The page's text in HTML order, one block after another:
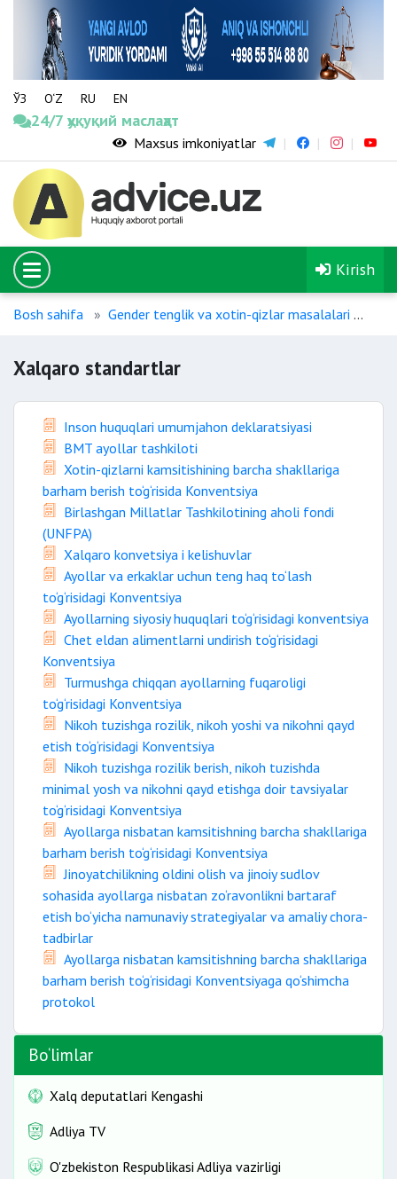
ЎЗ O‘Z RU EN
24/7 ҳуқуқий маслаҳат
Maxsus imkoniyatlar
Kirish
Bosh sahifa Gender tenglik va xotin-qizlar masalalari
Xalqaro standartlar
Inson huquqlari umumjahon deklaratsiyasi
BMT ayollar tashkiloti
Xotin-qizlarni kamsitishining barcha shakllariga
barham berish to‘g‘risida Konventsiya
Birlashgan Millatlar Tashkilotining aholi fondi
(UNFPA)
Xalqaro konvetsiya i kelishuvlar
Ayollar va erkaklar uchun teng haq to‘lash
to‘g‘risidagi Konventsiya
Ayollarning siyosiy huquqlari to‘g‘risidagi konventsiya
Chet eldan alimentlarni undirish to‘g‘risidagi
Konventsiya
Turmushga chiqqan ayollarning fuqaroligi
to‘g‘risidagi Konventsiya
Nikoh tuzishga rozilik, nikoh yoshi va nikohni qayd
etish to‘g‘risidagi Konventsiya
Nikoh tuzishga rozilik berish, nikoh tuzishda
minimal yosh va nikohni qayd etishga doir tavsiyalar
to‘g‘risidagi Konventsiya
Ayollarga nisbatan kamsitishning barcha shakllariga
barham berish to‘g‘risidagi Konventsiya
Jinoyatchilikning oldini olish va jinoiy sudlov
sohasida ayollarga nisbatan zo‘ravonlikni bartaraf
etish bo‘yicha namunaviy strategiyalar va amaliy chora-
tadbirlar
Ayollarga nisbatan kamsitishning barcha shakllariga
barham berish to‘g‘risidagi Konventsiyaga qo‘shimcha
protokol
Bo‘limlar
Xalq deputatlari Kengashi
Adliya TV
O'zbekiston Respublikasi Adliya vazirligi